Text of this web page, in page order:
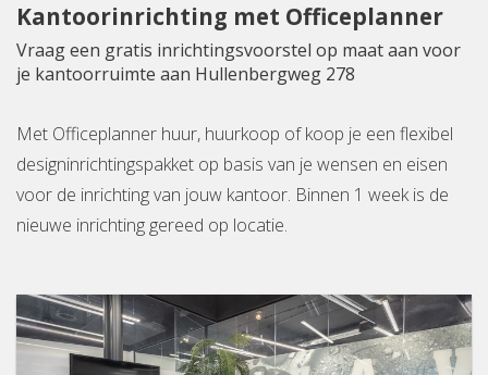
Kantoorinrichting met Officeplanner
Vraag een gratis inrichtingsvoorstel op maat aan voor
je kantoorruimte aan Hullenbergweg 278
Met Officeplanner huur, huurkoop of koop je een flexibel
designinrichtingspakket op basis van je wensen en eisen
voor de inrichting van jouw kantoor. Binnen 1 week is de
nieuwe inrichting gereed op locatie.